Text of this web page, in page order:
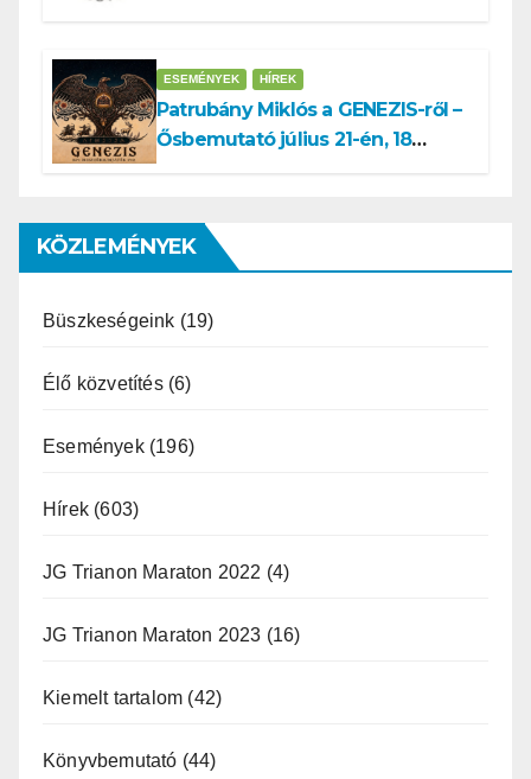
támadás
ESEMÉNYEK HÍREK
Patrubány Miklós a GENEZIS-ről –
Ősbemutató július 21-én, 18
KÖZLEMÉNYEK
Büszkeségeink (19)
Élő közvetítés(6)
Események(196)
Hírek (603)
JG Trianon Maraton 2022 (4)
JG Trianon Maraton 2023 (16)
Kiemelt tartalom (42)
Könyvbemutató (44)